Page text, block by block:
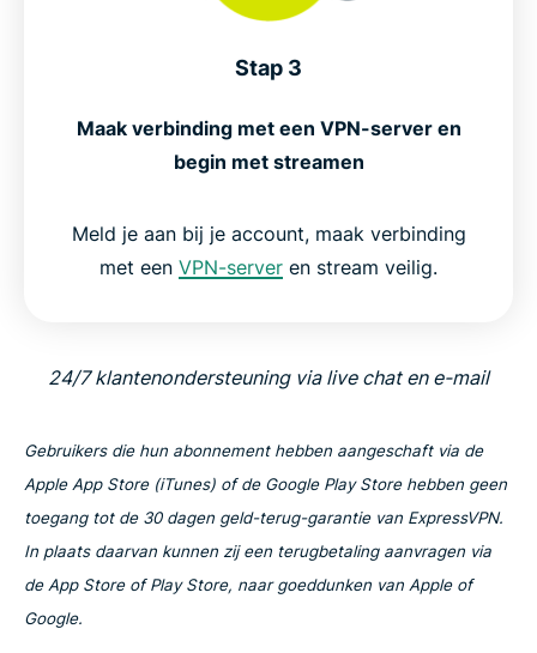
Stap 3
Maak verbinding met een VPN-server en
begin met streamen
Meld je aan bij je account, maak verbinding
met een VPN-server en stream veilig.
24/7 klantenondersteuning via live chat en e-mail
Gebruikers die hun abonnement hebben aangeschaft via de
Apple App Store (iTunes) of de Google Play Store hebben geen
toegang tot de 30 dagen geld-terug-garantie van ExpressVPN.
In plaats daarvan kunnen zij een terugbetaling aanvragen via
de App Store of Play Store, naar goeddunken van Apple of
Google.